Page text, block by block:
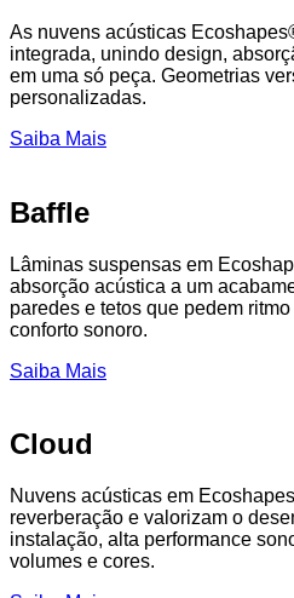
As nuvens acústicas
integrada, unindo design,
em uma só peça. Geometrias
personalizadas.
Saiba Mais
Baffle
Lâminas suspensas em
absorção acústica a um
paredes e tetos que pedem
conforto sonoro.
Saiba Mais
Cloud
Nuvens acústicas em
reverberação e valorizam o
instalação, alta performance
volumes e cores.